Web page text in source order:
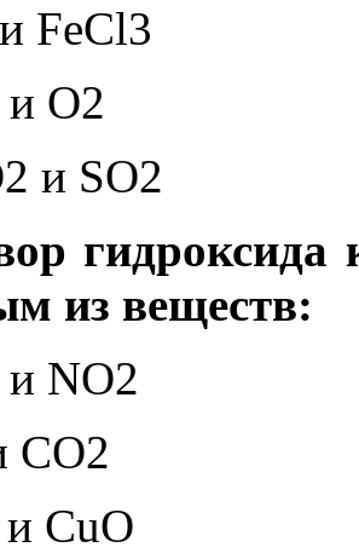
FeCl3
O2
и SO2
гид­рок­си­да
из ве­ществ:
NO2
CO2
CuO